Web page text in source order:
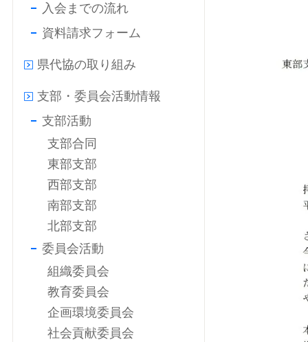
入会までの流れ
資料請求フォーム
県代協の取り組み
支部・委員会活動情報
支部活動
支部合同
東部支部
西部支部
南部支部
北部支部
委員会活動
組織委員会
教育委員会
企画環境委員会
社会貢献委員会